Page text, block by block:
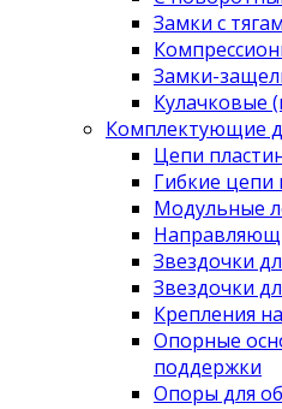
Замки с
Замки-
Кулачковые
Комплектующие
Цепи
Гибкие цепи
Модульные
Звездочки
Звездочки
Крепления
Опорные
поддержки
Опоры для